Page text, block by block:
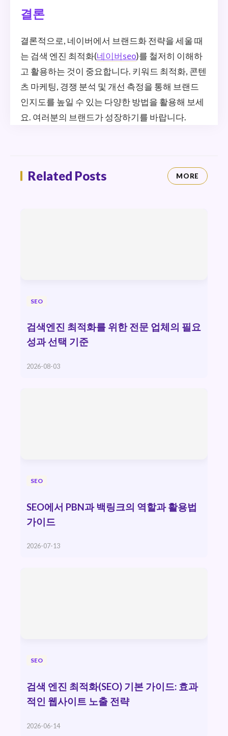
결론
결론적으로, 네이버에서 브랜드화 전략을 세울 때
는 검색 엔진 최적화(네이버seo)를 철저히 이해하
고 활용하는 것이 중요합니다. 키워드 최적화, 콘텐
츠 마케팅, 경쟁 분석 및 개선 측정을 통해 브랜드
인지도를 높일 수 있는 다양한 방법을 활용해 보세
요. 여러분의 브랜드가 성장하기를 바랍니다.
Related Posts MORE
SEO
검색엔진 최적화를 위한 전문 업체의 필요
성과 선택 기준
2026-08-03
SEO
SEO에서 PBN과 백링크의 역할과 활용법
가이드
2026-07-13
SEO
검색 엔진 최적화(SEO) 기본 가이드: 효과
적인 웹사이트 노출 전략
2026-06-14